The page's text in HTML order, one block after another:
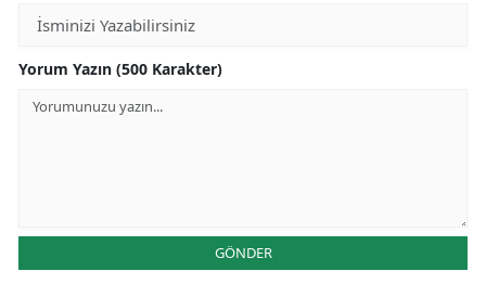
Yorum Yazın (500 Karakter)
GÖNDER